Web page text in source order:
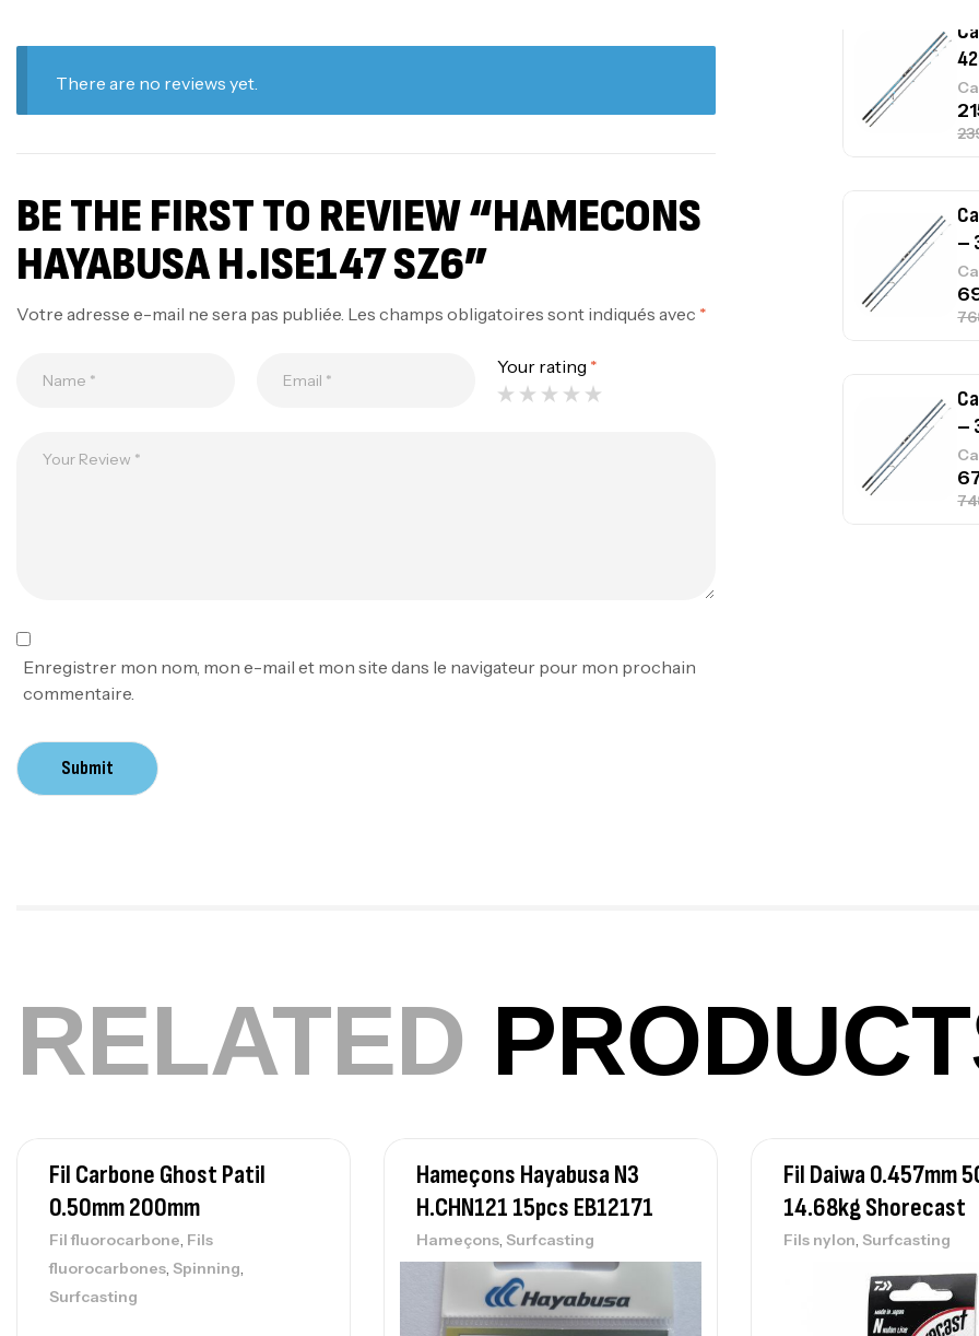
There are no reviews yet.
BE THE FIRST TO REVIEW “HAMECONS
HAYABUSA H.ISE147 SZ6”
Votre adresse e-mail ne sera pas publiée. Les champs obligatoires sont indiqués avec *
Your rating *
Enregistrer mon nom, mon e-mail et mon site dans le navigateur pour mon prochain
commentaire.
Submit
–
–
–
RELATED
Fil Carbone Ghost Patil
0.50mm 200mm
Fil fluorocarbone, Fils
fluorocarbones, Spinning,
Surfcasting
Hameçons Hayabusa N3
H.CHN121 15pcs EB12171
Hameçons, Surfcasting
Fil Daiwa 0.457mm
14.68kg Shorecast
Fils nylon, Surfcasting